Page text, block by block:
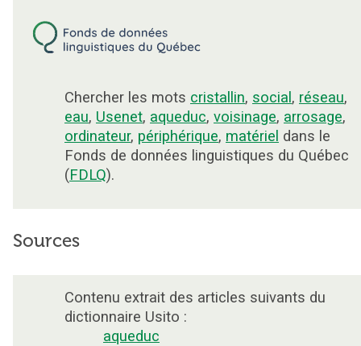
Chercher les mots cristallin, social, réseau,
eau, Usenet, aqueduc, voisinage, arrosage,
ordinateur, périphérique, matériel dans le
Fonds de données linguistiques du Québec
(FDLQ).
Sources
Contenu extrait des articles suivants du
dictionnaire Usito :
aqueduc